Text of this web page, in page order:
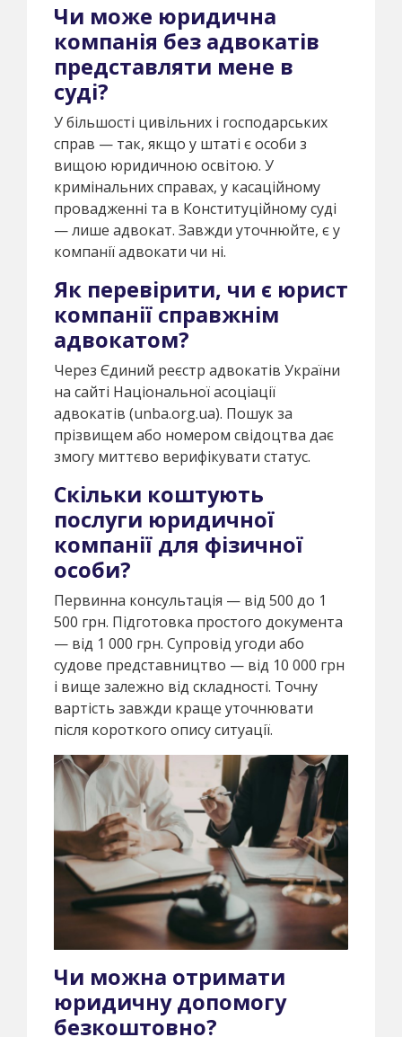
Чи може юридична
компанія без адвокатів
представляти мене в
суді?
У більшості цивільних і господарських
справ — так, якщо у штаті є особи з
вищою юридичною освітою. У
кримінальних справах, у касаційному
провадженні та в Конституційному суді
— лише адвокат. Завжди уточнюйте, є у
компанії адвокати чи ні.
Як перевірити, чи є юрист
компанії справжнім
адвокатом?
Через Єдиний реєстр адвокатів України
на сайті Національної асоціації
адвокатів (unba.org.ua). Пошук за
прізвищем або номером свідоцтва дає
змогу миттєво верифікувати статус.
Скільки коштують
послуги юридичної
компанії для фізичної
особи?
Первинна консультація — від 500 до 1
500 грн. Підготовка простого документа
— від 1 000 грн. Супровід угоди або
судове представництво — від 10 000 грн
і вище залежно від складності. Точну
вартість завжди краще уточнювати
після короткого опису ситуації.
Чи можна отримати
юридичну допомогу
безкоштовно?